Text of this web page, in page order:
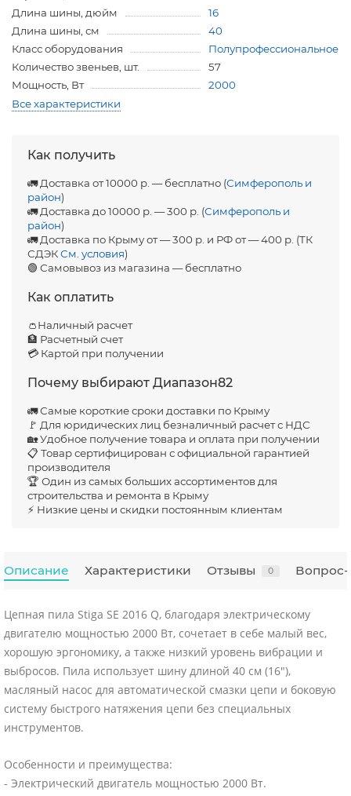
Длина шины, дюйм
16
Длина шины, см
40
Класс оборудования
Полупрофессиональное
Количество звеньев, шт.
57
Мощность, Вт
2000
Все характеристики
Как получить
🚛 Доставка от 10000 р. — бесплатно (Симферополь и
район)
🚛 Доставка до 10000 р. — 300 р. (Симферополь и
район)
🚛 Доставка по Крыму от — 300 р. и РФ от — 400 р. (ТК
СДЭКСм. условия)
🟢 Самовывоз из магазина — бесплатно
Как оплатить
👛Наличный расчет
🏦 Расчетный счет
💳 Картой при получении
Почему выбирают Диапазон82
🚛 Самые короткие сроки доставки по Крыму
🚩 Для юридических лиц безналичный расчет с НДС
🏡 Удобное получение товара и оплата при получении
📋 Товар сертифицирован с официальной гарантией
производителя
🏆 Один из самых больших ассортиментов для
строительства и ремонта в Крыму
⚡ Низкие цены и скидки постоянным клиентам
Описание Характеристики Отзывы 0 Вопрос-
Цепная пила Stiga SE 2016 Q, благодаря электрическому
двигателю мощностью 2000 Вт, сочетает в себе малый вес,
хорошую эргономику, а также низкий уровень вибрации и
выбросов. Пила использует шину длиной 40 см (16"),
масляный насос для автоматической смазки цепи и боковую
систему быстрого натяжения цепи без специальных
инструментов.
Особенности и преимущества:
- Электрический двигатель мощностью 2000 Вт.